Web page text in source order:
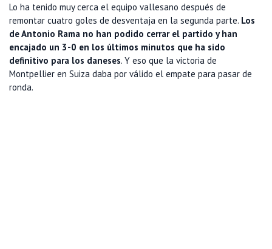
Lo ha tenido muy cerca el equipo vallesano después de
remontar cuatro goles de desventaja en la segunda parte. Los
de Antonio Rama no han podido cerrar el partido y han
encajado un 3-0 en los últimos minutos que ha sido
definitivo para los daneses. Y eso que la victoria de
Montpellier en Suiza daba por válido el empate para pasar de
ronda.